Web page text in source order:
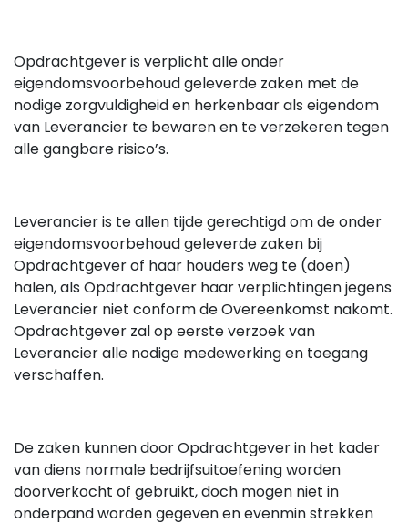
Opdrachtgever is verplicht alle onder
eigendomsvoorbehoud geleverde zaken met de
nodige zorgvuldigheid en herkenbaar als eigendom
van Leverancier te bewaren en te verzekeren tegen
alle gangbare risico’s.
Leverancier is te allen tijde gerechtigd om de onder
eigendomsvoorbehoud geleverde zaken bij
Opdrachtgever of haar houders weg te (doen)
halen, als Opdrachtgever haar verplichtingen jegens
Leverancier niet conform de Overeenkomst nakomt.
Opdrachtgever zal op eerste verzoek van
Leverancier alle nodige medewerking en toegang
verschaffen.
De zaken kunnen door Opdrachtgever in het kader
van diens normale bedrijfsuitoefening worden
doorverkocht of gebruikt, doch mogen niet in
onderpand worden gegeven en evenmin strekken